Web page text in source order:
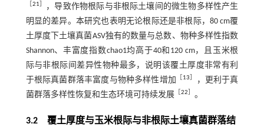
21
，导致作物根际与非根际土壤间的微生物多样性产生
明显的差异。本研究也表明无论根际还是非根际，80 cm覆
土厚度下土壤真菌ASV独有的数量与总数、物种多样性指数
Shannon、丰富度指数chao1均高于40和120 cm，且玉米根
际与非根际间差异性物种最多，说明该覆土厚度非常有利
于根际真菌群落丰富度与物种多样性增加
13
，更利于真
菌群落多样性恢复和生态环境可持续发展
22 。
3.2 覆土厚度与玉米根际与非根际土壤真菌群落结